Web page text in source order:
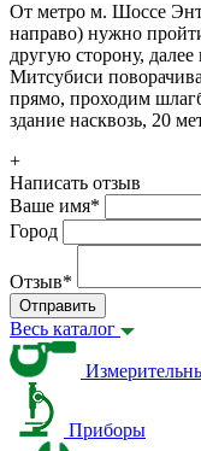
От метро м. Шоссе
направо) нужно
другую сторону,
Митсубиси
прямо, проходим
здание насквозь, 20
+
Написать отзыв
Ваше имя*
Город
Отзыв*
Отправить
Весь каталог
Приборы